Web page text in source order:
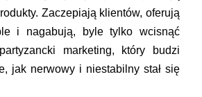
Zaczepiają klientów, oferują
i nagabują, byle tylko wcisnąć
marketing, który budzi
jak nerwowy i niestabilny stał się